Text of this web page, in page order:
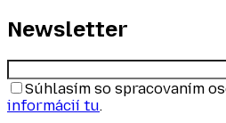
Newsletter
Súhlasím so spracovaním
informácií tu.